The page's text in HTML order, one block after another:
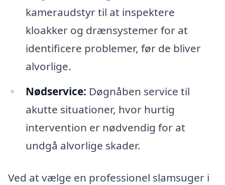
kameraudstyr til at inspektere
kloakker og drænsystemer for at
identificere problemer, før de bliver
alvorlige.
Nødservice: Døgnåben service til
akutte situationer, hvor hurtig
intervention er nødvendig for at
undgå alvorlige skader.
Ved at vælge en professionel slamsuger i